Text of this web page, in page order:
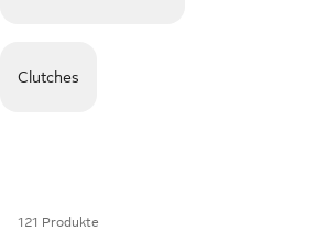
Clutches
121 Produkte